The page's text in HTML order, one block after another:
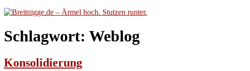
Schlagwort: Weblog
Konsolidierung